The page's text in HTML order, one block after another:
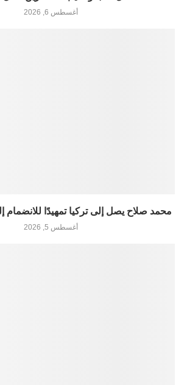
أغسطس 6, 2026
محمد صلاح يصل إلى تركيا تمهيدًا للانضمام
أغسطس 5, 2026